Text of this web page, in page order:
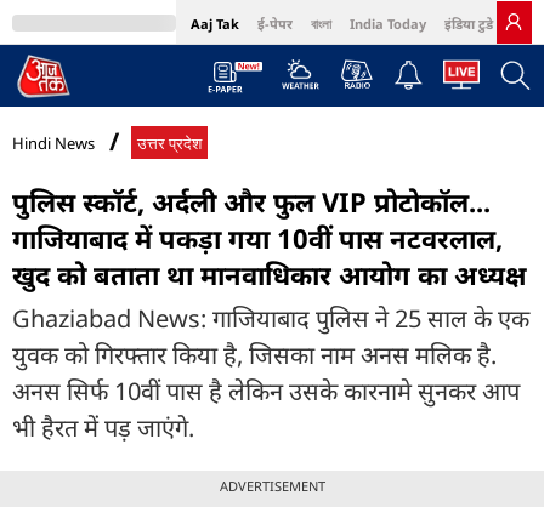
Aaj Tak ई-पेपर বাংলা India Today इंडिया टुडे हिंदी
MumbaiTak Cosmopolitan Harper's Bazaar Northeast
Hindi News उत्तर प्रदेश
पुलिस स्कॉर्ट, अर्दली और फुल VIP प्रोटोकॉल...
गाजियाबाद में पकड़ा गया 10वीं पास नटवरलाल,
खुद को बताता था मानवाधिकार आयोग का अध्यक्ष
Ghaziabad News: गाजियाबाद पुलिस ने 25 साल के एक
युवक को गिरफ्तार किया है, जिसका नाम अनस मलिक है.
अनस सिर्फ 10वीं पास है लेकिन उसके कारनामे सुनकर आप
भी हैरत में पड़ जाएंगे.
ADVERTISEMENT